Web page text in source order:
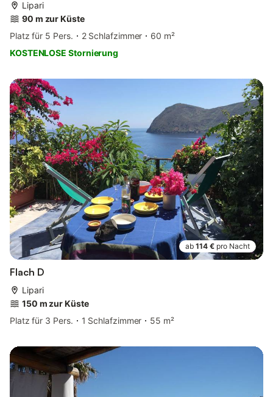
Lipari
90 m zur Küste
Platz für 5 Pers.
2 Schlafzimmer
60 m²
KOSTENLOSE Stornierung
ab 114 € pro Nacht
Flach D
Lipari
150 m zur Küste
Platz für 3 Pers.
1 Schlafzimmer 55 m²